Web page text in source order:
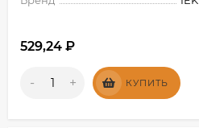
529,24 ₽
- + КУПИТЬ